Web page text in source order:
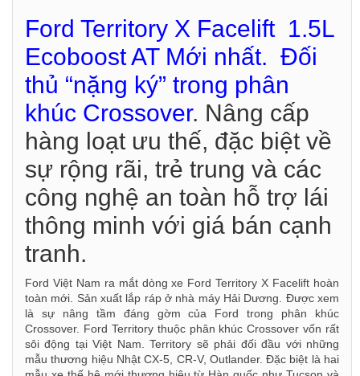
Ford Territory X Facelift 1.5L
Ecoboost AT Mới nhất. Đối
thủ “nặng ký” trong phân
khúc Crossover. Nâng cấp
hàng loạt ưu thế, đặc biệt về
sự rộng rãi, trẻ trung và các
công nghệ an toàn hỗ trợ lái
thông minh với giá bán cạnh
tranh.
Ford Việt Nam ra mắt dòng xe Ford Territory X Facelift hoàn
toàn mới. Sản xuất lắp ráp ở nhà máy Hải Dương. Được xem
là sự nâng tầm đáng gờm của Ford trong phân khúc
Crossover. Ford Territory thuộc phân khúc Crossover vốn rất
sôi động tại Việt Nam. Territory sẽ phải đối đầu với những
mẫu thương hiệu Nhật CX-5, CR-V, Outlander. Đặc biệt là hai